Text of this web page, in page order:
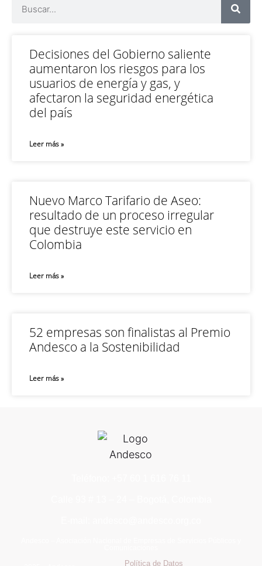
Decisiones del Gobierno saliente
aumentaron los riesgos para los
usuarios de energía y gas, y
afectaron la seguridad energética
del país
Leer más »
Nuevo Marco Tarifario de Aseo:
resultado de un proceso irregular
que destruye este servicio en
Colombia
Leer más »
52 empresas son finalistas al Premio
Andesco a la Sostenibilidad
Leer más »
Política de Datos